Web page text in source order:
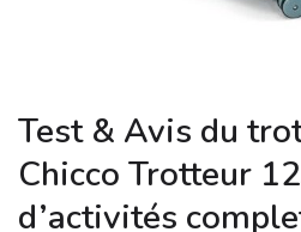
Test & Avis du
Chicco Trotteur
d’activités